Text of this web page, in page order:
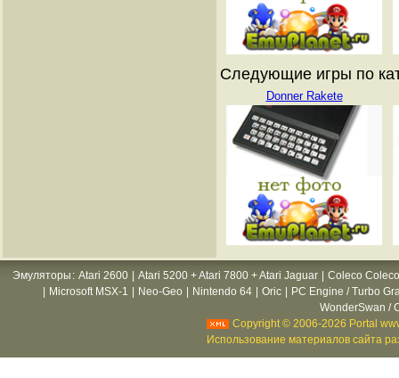
Следующие игры по
Donner Rakete
Эмуляторы : Atari 2600 Atari 5200 + Atari 7800 + Atari Jaguar
Coleco
Microsoft MSX-1 Neo-Geo Nintendo 64 Oric
PC Engine / Turbo
WonderSwan /
Copyright © 2006-2026 Portal
Использование материалов сайта